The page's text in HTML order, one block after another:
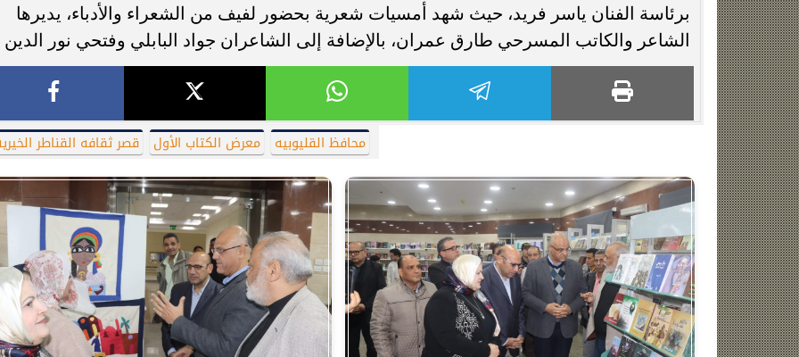
برئاسة الفنان ياسر فريد، حيث شهد أمسيات شعرية بحضور لفيف من الشعراء والأدباء، يديرها
الشاعر والكاتب المسرحي طارق عمران، بالإضافة إلى الشاعران جواد البابلي وفتحي نور الدين
محافظ القليوبيه معرض الكتاب الأول قصر ثقافه القناطر